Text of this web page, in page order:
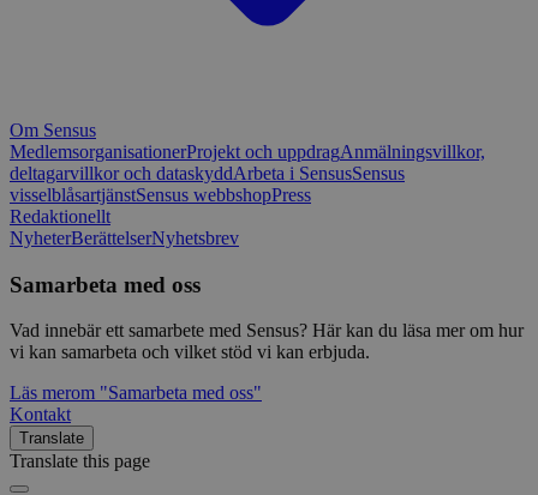
Om Sensus
MedlemsorganisationerProjekt och uppdragAnmälningsvillkor,
deltagarvillkor och dataskyddArbeta i SensusSensus
visselblåsartjänstSensus webbshopPress
Redaktionellt
NyheterBerättelserNyhetsbrev
Samarbeta med oss
Vad innebär ett samarbete med Sensus? Här kan du läsa mer om hur
vi kan samarbeta och vilket stöd vi kan erbjuda.
Läs merom "Samarbeta med oss"
Kontakt
Translate
Translate this page